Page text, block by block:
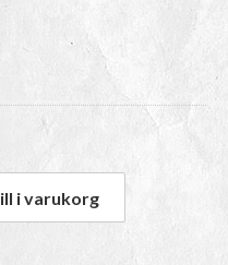
Minis | 033 Cereza
i varukorg